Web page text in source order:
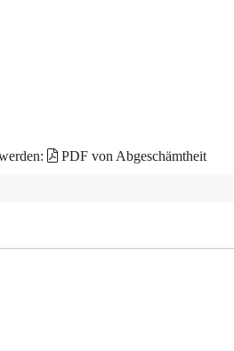
PDF von Abgeschämtheit